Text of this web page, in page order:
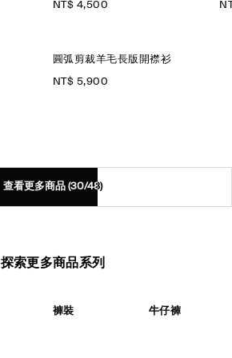
NT$ 4,500
圓弧剪裁羊毛長版開襟衫
NT$ 5,900
查看更多商品 (30/48)
探索更多商品系列
褲裝 牛仔褲